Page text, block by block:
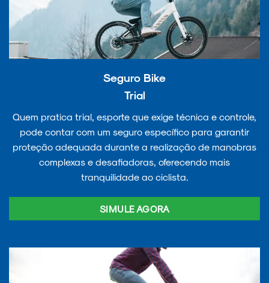
Seguro Bike
Trial
Quem pratica trial, esporte que exige técnica e controle,
pode contar com um seguro específico para garantir
proteção adequada durante a realização de manobras
complexas e desafiadoras, oferecendo mais
tranquilidade ao ciclista.
SIMULE AGORA